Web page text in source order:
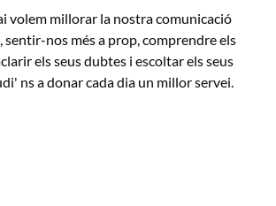
volem millorar la nostra comunicació
sentir-nos més a prop, comprendre els
els seus dubtes i escoltar els seus
ns a donar cada dia un millor servei.